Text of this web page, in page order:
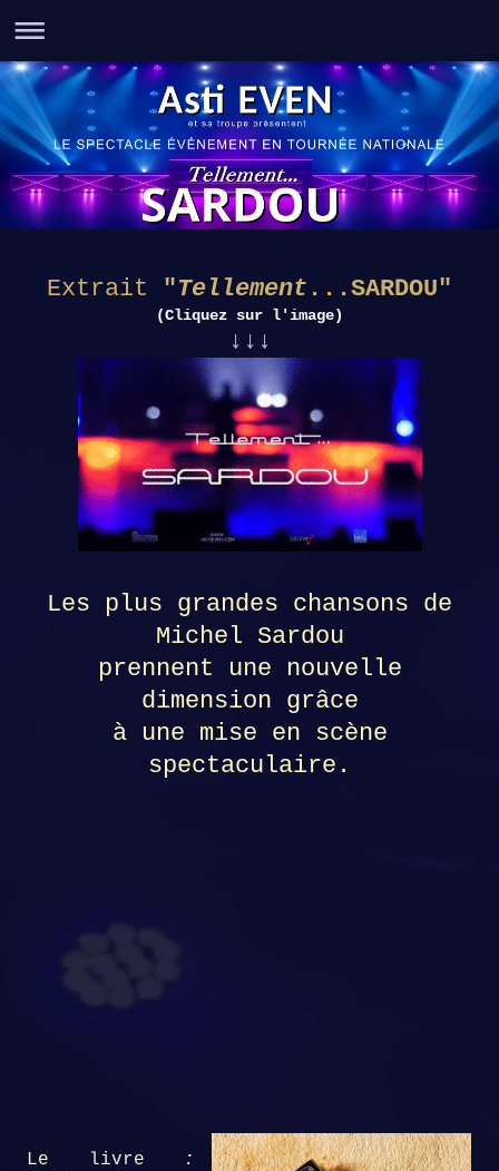
Extrait "Tellement ...SARDOU"
(Cliquez sur l'image)
↓↓ ↓
Les plus grandes chansons de
Michel Sardou
prennent une nouvelle
dimension grâce
à une mise en scène
spectaculaire.
Le livre
: